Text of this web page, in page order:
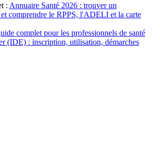
: Annuaire Santé 2026 : trouver un
comprendre le RPPS, l'ADELI et la carte
complet pour les professionnels de santé
(IDE) : inscription, utilisation, démarches